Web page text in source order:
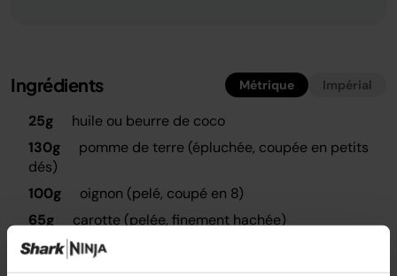
Ingrédients Métrique Impérial
25g
huile ou beurre de coco
130g
pomme de terre (épluchée, coupée en petits
dés)
100g
oignon (pelé, coupé en 8)
65g
carotte (pelée, finement hachée)
2 grands
gousses d'ail (épluchées)